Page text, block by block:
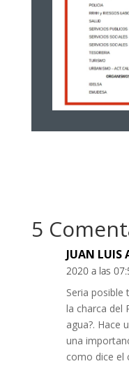
5
JUAN LUIS
2020 a las
Seria posible
la charca del
agua?. Hace
una
como dice el